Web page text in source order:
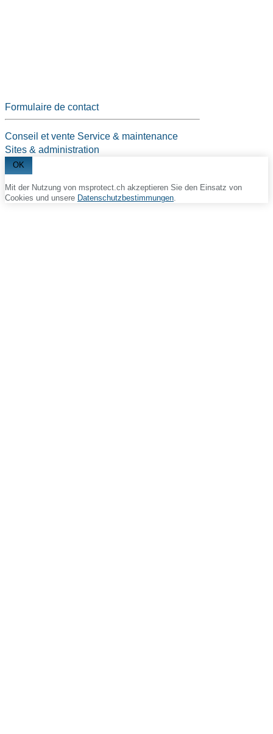
Formulaire de contact
Conseil et vente Service & maintenance
Sites & administration
OK
Mit der Nutzung von msprotect.ch akzeptieren Sie den Einsatz von
Cookies und unsere Datenschutzbestimmungen